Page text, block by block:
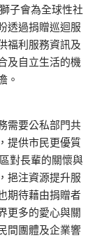
子會為全球性社
透過捐贈巡迴服
福利服務資訊及
及自立生活的機
。
需要公私部門共
提供市民更優質
對長輩的關懷與
挹注資源提升服
期待藉由捐贈者
更多的愛心與關
間團體及企業響